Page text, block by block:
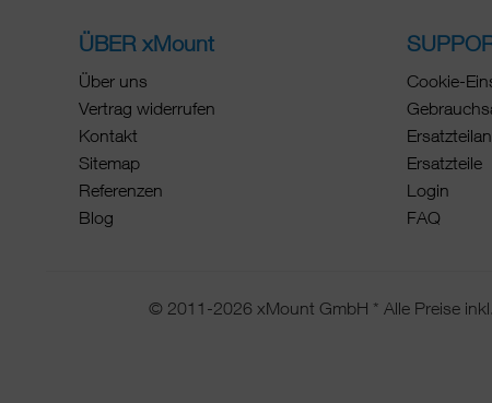
ÜBER xMount
Über uns
Vertrag widerrufen
Kontakt
Sitemap
Referenzen
Blog
Cookie-
Ersatzteile
Login
FAQ
© 2011-2026 xMount GmbH * Alle Preise